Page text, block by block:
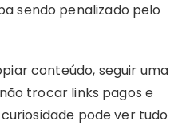
sendo penalizado pelo
conteúdo, seguir uma
trocar links pagos e
pode ver tudo